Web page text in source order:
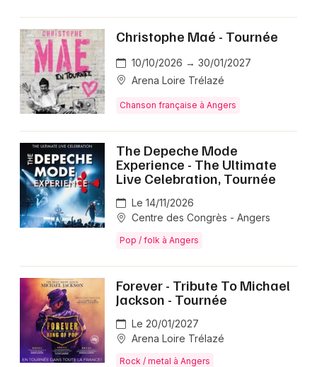
Christophe Maé - Tournée
10/10/2026 → 30/01/2027
Arena Loire Trélazé
Chanson française à Angers
The Depeche Mode
Experience - The Ultimate
Live Celebration, Tournée
Le 14/11/2026
Centre des Congrès - Angers
Pop / folk à Angers
Forever - Tribute To Michael
Jackson - Tournée
Le 20/01/2027
Arena Loire Trélazé
Rock / metal à Angers